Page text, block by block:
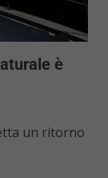
è
un ritorno